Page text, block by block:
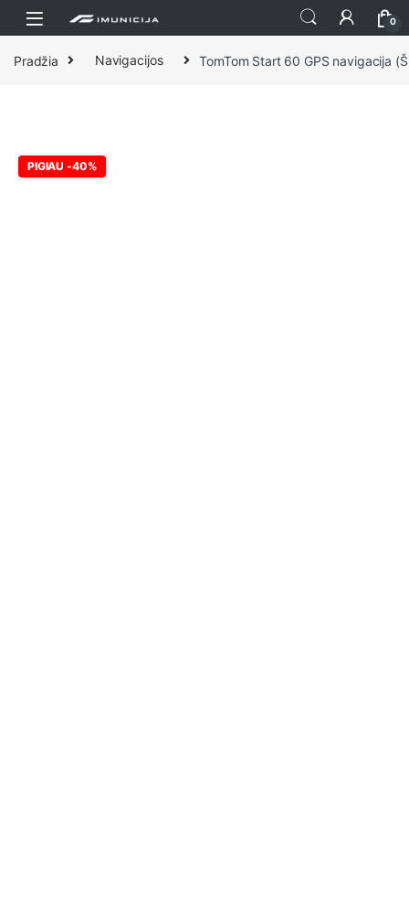
Praleisti ir pereiti prie navigacijos
Pereiti prie turinio
0
Pradžia Navigacijos TomTom Start 60 GPS navigacija
PIGIAU -40%